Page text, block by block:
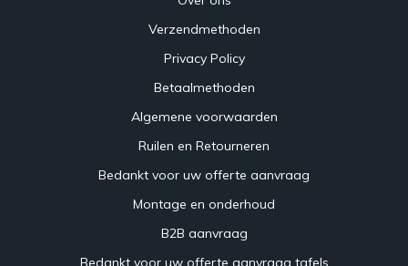
Verzendmethoden
Privacy Policy
Betaalmethoden
Algemene voorwaarden
Ruilen en Retourneren
Bedankt voor uw offerte aanvraag
Montage en onderhoud
B2B aanvraag
Bedankt voor uw offerte aanvraag tafels